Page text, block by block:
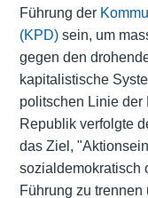
Führung der
(KPD)sein, um
gegen den
kapitalistische
politschen Linie der
Republik verfolgte
das Ziel,
sozialdemokratisch
Führung zu